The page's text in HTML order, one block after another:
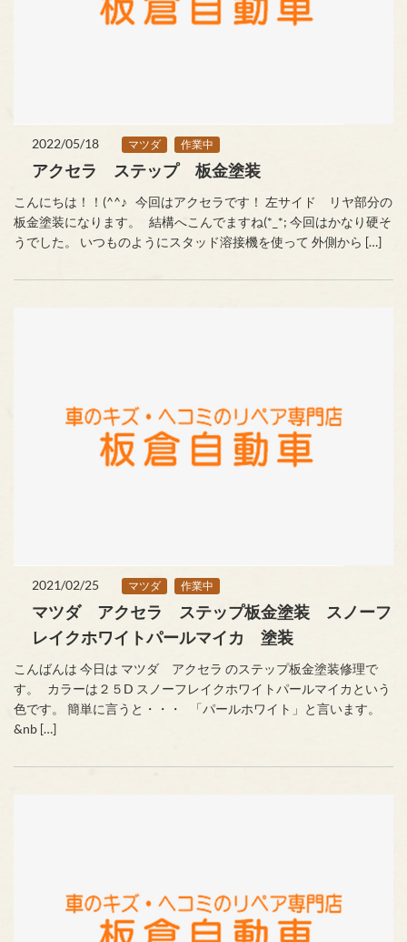
2022/05/18 マツダ 作業中
アクセラ ステップ 板金塗装
こんにちは！！(^^♪ 今回はアクセラです！ 左サイド リヤ部分の
板金塗装になります。 結構へこんでますね(*_*; 今回はかなり硬そ
うでした。 いつものようにスタッド溶接機を使って 外側から […]
2021/02/25 マツダ 作業中
マツダ アクセラ ステップ板金塗装 スノーフ
レイクホワイトパールマイカ 塗装
こんばんは 今日は マツダ アクセラ のステップ板金塗装修理で
す。 カラーは２５D スノーフレイクホワイトパールマイカという
色です。 簡単に言うと・・・ 「パールホワイト」と言います。
&nb […]